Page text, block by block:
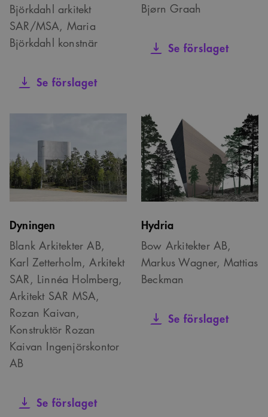
Björkdahl arkitekt
SAR/MSA, Maria
Björkdahl konstnär
Se förslaget
Bjørn Graah
Se förslaget
Dyningen
Blank Arkitekter AB,
Karl Zetterholm, Arkitekt
SAR, Linnéa Holmberg,
Arkitekt SAR MSA,
Rozan Kaivan,
Konstruktör Rozan
Kaivan Ingenjörskontor
AB
Se förslaget
Hydria
Bow Arkitekter AB,
Markus Wagner, Mattias
Beckman
Se förslaget